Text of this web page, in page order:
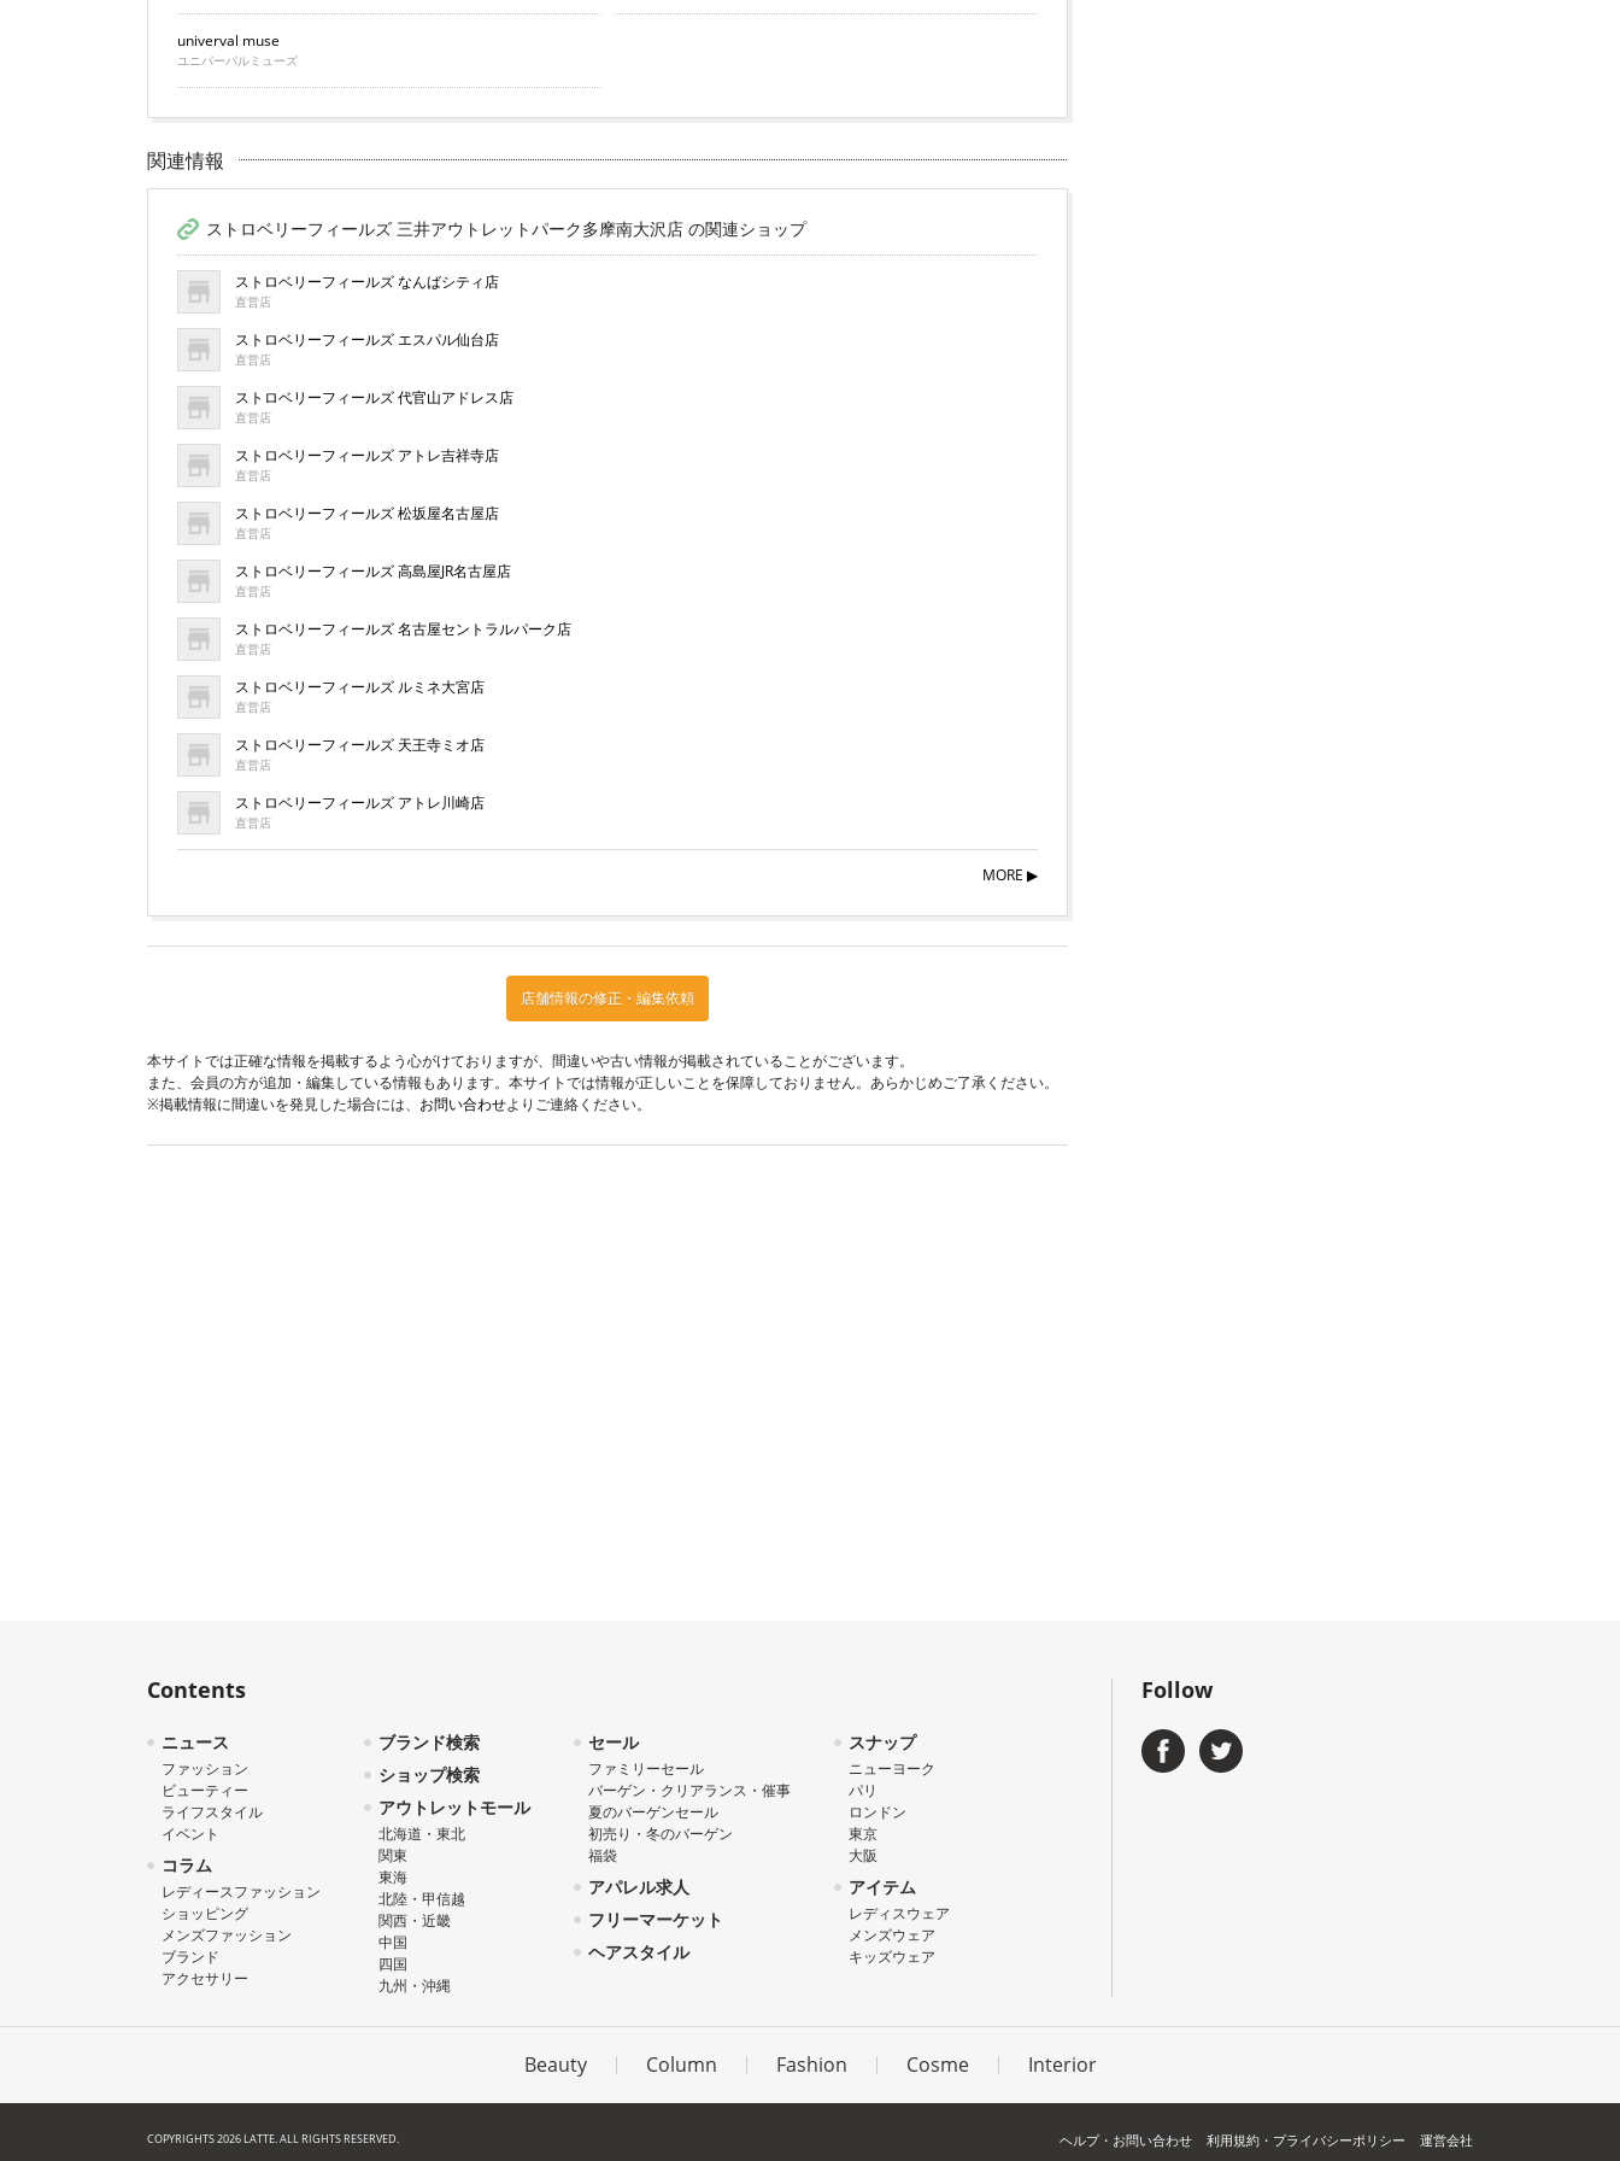
univerval muse
ユニバーバルミューズ
関連情報
ストロベリーフィールズ 三井アウトレットパーク多摩南大沢店 の関連ショップ
ストロベリーフィールズ なんばシティ店
直営店
ストロベリーフィールズ エスパル仙台店
直営店
ストロベリーフィールズ 代官山アドレス店
直営店
ストロベリーフィールズ アトレ吉祥寺店
直営店
ストロベリーフィールズ 松坂屋名古屋店
直営店
ストロベリーフィールズ 高島屋JR名古屋店
直営店
ストロベリーフィールズ 名古屋セントラルパーク店
直営店
ストロベリーフィールズ ルミネ大宮店
直営店
ストロベリーフィールズ 天王寺ミオ店
直営店
ストロベリーフィールズ アトレ川崎店
直営店
MORE ▶︎
店舗情報の修正・編集依頼
本サイトでは正確な情報を掲載するよう心がけておりますが、間違いや古い情報が掲載されていることがございます。
また、会員の方が追加・編集している情報もあります。本サイトでは情報が正しいことを保障しておりません。あらかじめご了承ください。
※掲載情報に間違いを発見した場合には、 お問い合わせよりご連絡ください。
Contents
ニュース
ファッション
ビューティー
ライフスタイル
イベント
コラム
レディースファッション
ショッピング
メンズファッション
ブランド
アクセサリー
ブランド検索
ショップ検索
アウトレットモール
北海道・東北
関東
東海
北陸・甲信越
関西・近畿
中国
四国
九州・沖縄
セール
ファミリーセール
バーゲン・クリアランス・催事
夏のバーゲンセール
初売り・冬のバーゲン
福袋
アパレル求人
フリーマーケット
ヘアスタイル
スナップ
ニューヨーク
パリ
ロンドン
東京
大阪
アイテム
レディスウェア
メンズウェア
キッズウェア
Follow
Beauty Column Fashion Cosme Interior
COPYRIGHTS 2026 LATTE. ALL RIGHTS RESERVED. ヘルプ・お問い合わせ 利用規約・プライバシーポリシー 運営会社